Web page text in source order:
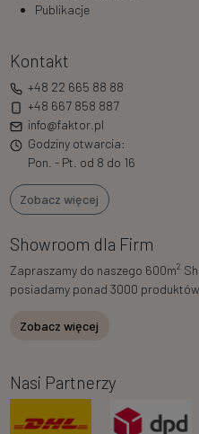
Publikacje
Kontakt
+48 22 665 88 88
+48 667 858 887
info@faktor.pl
Godziny otwarcia:
Pon. - Pt. od 8 do 16
Zobacz więcej
Showroom dla Firm
Zapraszamy do naszego 600m2
posiadamy ponad 3000 produktów.
Zobacz więcej
Nasi Partnerzy